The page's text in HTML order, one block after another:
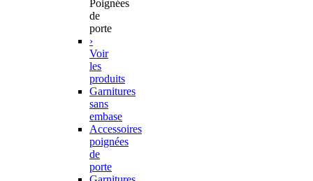
Poignées
de
porte
›
Voir
les
produits
Garnitures
sans
embase
Accessoires
poignées
de
porte